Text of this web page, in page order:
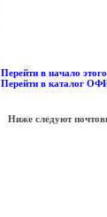
Перейти в начало
Перейти в каталог
Ниже следуют